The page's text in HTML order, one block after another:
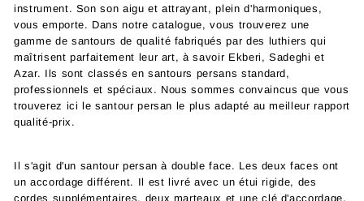
instrument. Son son aigu et attrayant, plein d'harmoniques,
vous emporte. Dans notre catalogue, vous trouverez une
gamme de santours de qualité fabriqués par des luthiers qui
maîtrisent parfaitement leur art, à savoir Ekberi, Sadeghi et
Azar. Ils sont classés en santours persans standard,
professionnels et spéciaux. Nous sommes convaincus que vous
trouverez ici le santour persan le plus adapté au meilleur rapport
qualité-prix.
Il s'agit d'un santour persan à double face. Les deux faces ont
un accordage différent. Il est livré avec un étui rigide, des
cordes supplémentaires, deux marteaux et une clé d'accordage.